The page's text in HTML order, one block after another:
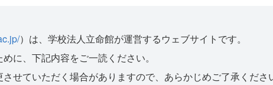
）は、学校法人立命館が運営するウェブサイトです。
に、下記内容をご一読ください。
せていただく場合がありますので、あらかじめご了承くださ